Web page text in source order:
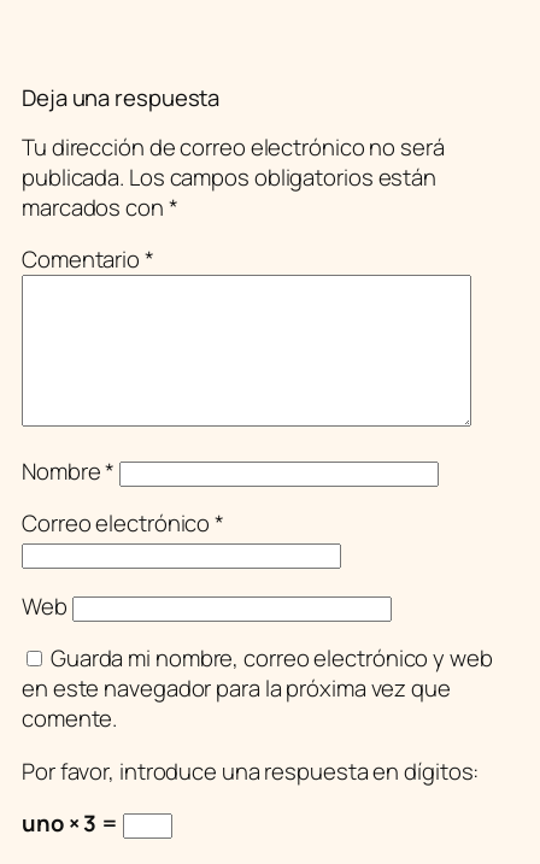
Deja una respuesta
Tu dirección de correo electrónico no será
publicada. Los campos obligatorios están
marcados con*
Comentario*
Nombre*
Correo electrónico*
Web
Guarda mi nombre, correo electrónico y web
en este navegador para la próxima vez que
comente.
Por favor, introduce una respuesta en dígitos:
uno × 3 =